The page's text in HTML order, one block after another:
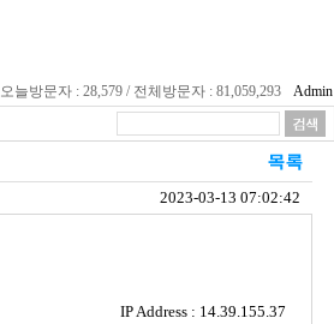
오늘방문자 : 28,579 / 전체방문자 : 81,059,293 Admin
2023-03-13 07:02:42
IP Address : 14.39.155.37